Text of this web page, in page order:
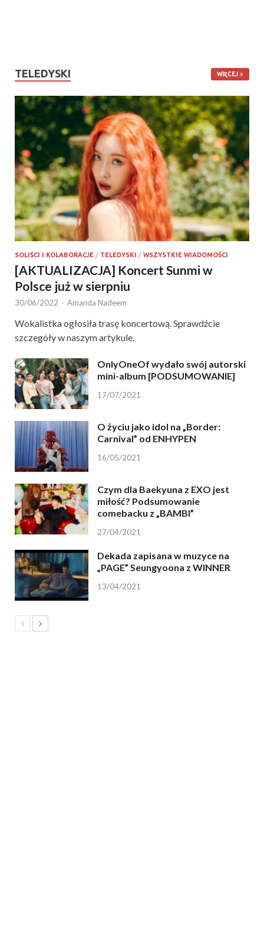
TELEDYSKI WIĘCEJ
SOLIŚCI I KOLABORACJE / TELEDYSKI / WSZYSTKIE WIADOMOŚCI
[AKTUALIZACJA] Koncert Sunmi w
Polsce już w sierpniu
30/06/2022 - Amanda Nadeem
Wokalistka ogłosiła trasę koncertową. Sprawdźcie
szczegóły w naszym artykule.
OnlyOneOf wydało swój autorski
mini-album [PODSUMOWANIE]
17/07/2021
O życiu jako idol na „Border:
Carnival” od ENHYPEN
16/05/2021
Czym dla Baekyuna z EXO jest
miłość? Podsumowanie
comebacku z „BAMBI”
27/04/2021
Dekada zapisana w muzyce na
„PAGE” Seungyoona z WINNER
13/04/2021